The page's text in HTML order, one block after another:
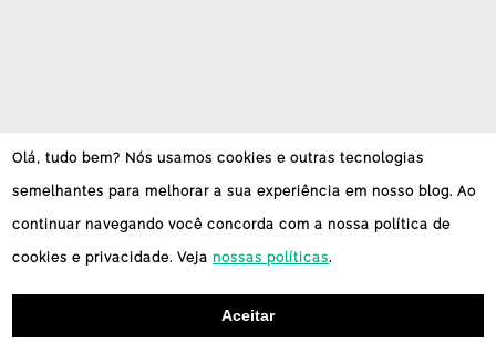
Olá, tudo bem? Nós usamos cookies e outras tecnologias
semelhantes para melhorar a sua experiência em nosso blog. Ao
continuar navegando você concorda com a nossa política de
cookies e privacidade. Vejanossas políticas.
Aceitar